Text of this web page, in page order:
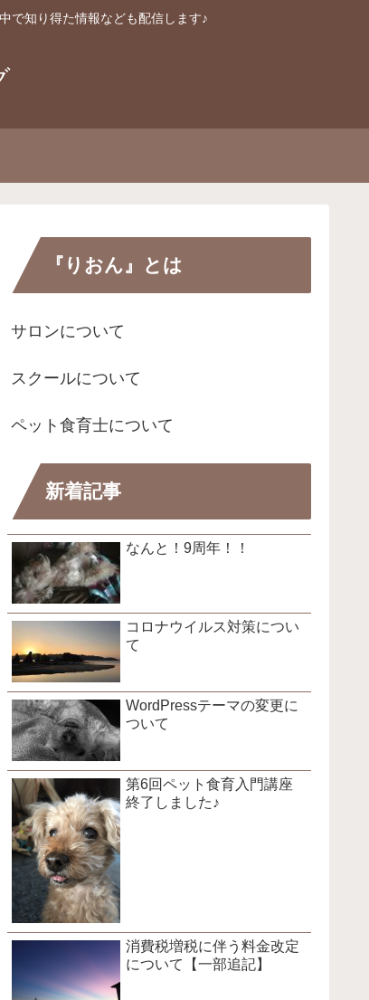
で知り得た情報なども配信します♪
『りおん』とは
サロンについて
スクールについて
ペット食育士について
新着記事
なんと！9周年！！
コロナウイルス対策につい
て
WordPressテーマの変更に
ついて
第6回ペット食育入門講座
終了しました♪
消費税増税に伴う料金改定
について【一部追記】